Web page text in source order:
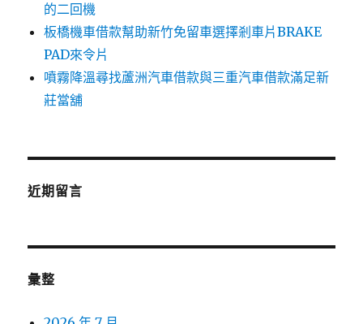
的二回機
板橋機車借款幫助新竹免留車選擇剎車片BRAKE
PAD來令片
噴霧降溫尋找蘆洲汽車借款與三重汽車借款滿足新
莊當舖
近期留言
彙整